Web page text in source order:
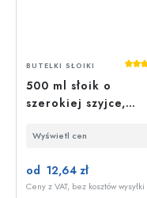
BUTELKI SŁOIKI
500 ml słoik o
szerokiej szyjce,
Wyświetl cen
od 12,64 zł
Ceny z VAT, bez kosztów wysyłki